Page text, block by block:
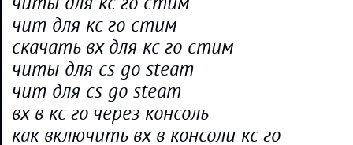
чит для кс го стим
скачать вх для кс го стим
читы для cs go steam
чит для cs go steam
вх в кс го через консоль
как включить вх в консоли кс го